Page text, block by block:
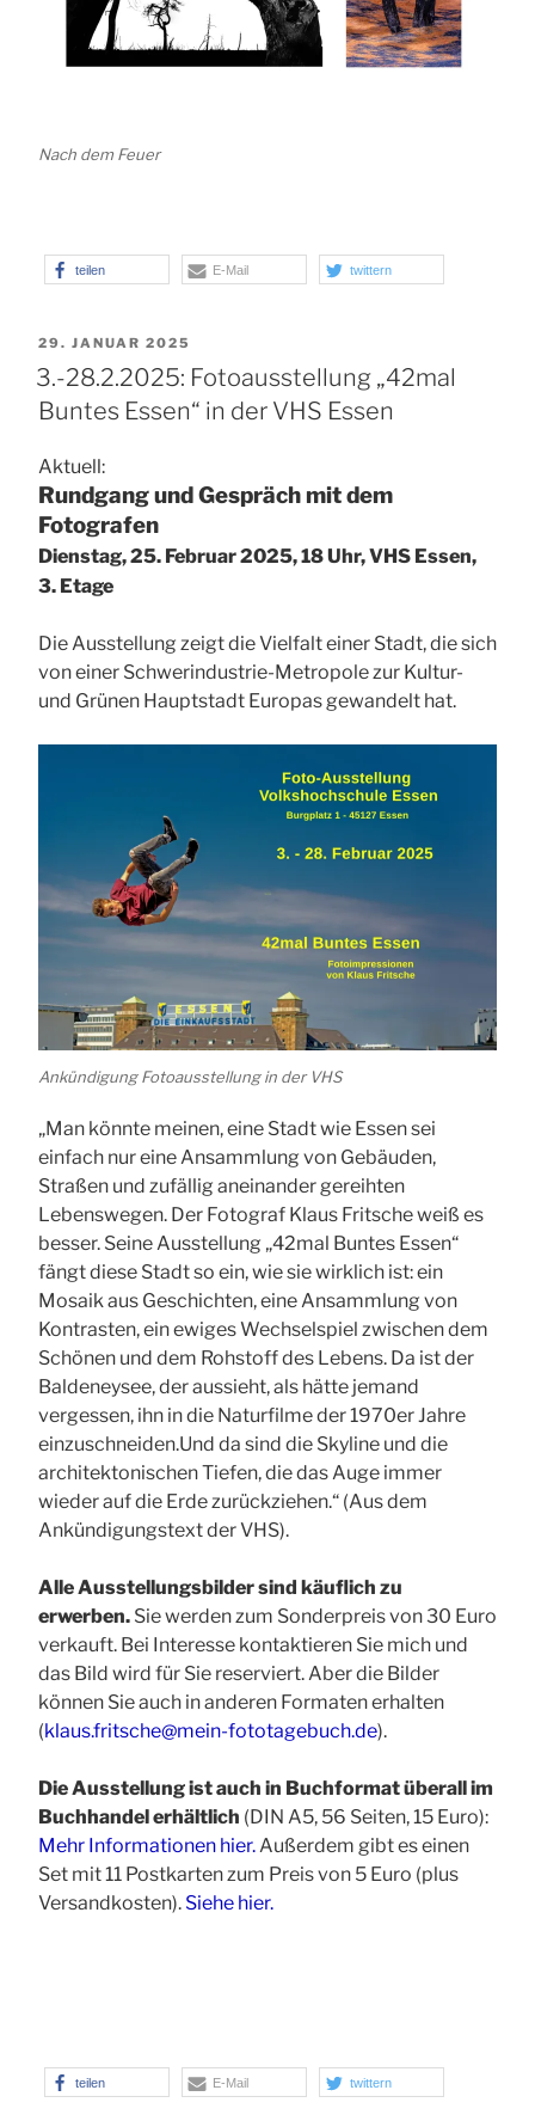
Nach dem Feuer
teilen E-Mail twittern
VERÖFFENTLICHT
AM
29. JANUAR 2025
3.-28.2.2025: Fotoausstellung „42mal
Buntes Essen“ in der VHS Essen
Aktuell:
Rundgang und Gespräch mit dem
Fotografen
Dienstag, 25. Februar 2025, 18 Uhr, VHS Essen,
3. Etage
Die Ausstellung zeigt die Vielfalt einer Stadt, die sich
von einer Schwerindustrie-Metropole zur Kultur-
und Grünen Hauptstadt Europas gewandelt hat.
Ankündigung Fotoausstellung in der VHS
„Man könnte meinen, eine Stadt wie Essen sei
einfach nur eine Ansammlung von Gebäuden,
Straßen und zufällig aneinander gereihten
Lebenswegen. Der Fotograf Klaus Fritsche weiß es
besser. Seine Ausstellung „42mal Buntes Essen“
fängt diese Stadt so ein, wie sie wirklich ist: ein
Mosaik aus Geschichten, eine Ansammlung von
Kontrasten, ein ewiges Wechselspiel zwischen dem
Schönen und dem Rohstoff des Lebens. Da ist der
Baldeneysee, der aussieht, als hätte jemand
vergessen, ihn in die Naturfilme der 1970er Jahre
einzuschneiden.Und da sind die Skyline und die
architektonischen Tiefen, die das Auge immer
wieder auf die Erde zurückziehen.“ (Aus dem
Ankündigungstext der VHS).
Alle Ausstellungsbilder sind käuflich zu
erwerben. Sie werden zum Sonderpreis von 30 Euro
verkauft. Bei Interesse kontaktieren Sie mich und
das Bild wird für Sie reserviert. Aber die Bilder
können Sie auch in anderen Formaten erhalten
(klaus.fritsche@mein-fototagebuch.de).
Die Ausstellung ist auch in Buchformat überall im
Buchhandel erhältlich (DIN A5, 56 Seiten, 15 Euro):
Mehr Informationen hier.Außerdem gibt es einen
Set mit 11 Postkarten zum Preis von 5 Euro (plus
Versandkosten). Siehe hier.
teilen E-Mail twittern